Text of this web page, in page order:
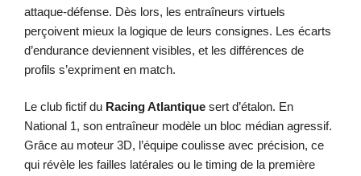
attaque-défense. Dès lors, les entraîneurs virtuels
perçoivent mieux la logique de leurs consignes. Les écarts
d’endurance deviennent visibles, et les différences de
profils s’expriment en match.
Le club fictif du Racing Atlantique sert d’étalon. En
National 1, son entraîneur modèle un bloc médian agressif.
Grâce au moteur 3D, l’équipe coulisse avec précision, ce
qui révèle les failles latérales ou le timing de la première